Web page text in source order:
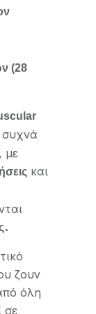
(28
συχνά
με
και
.
ζουν
όλη
σε